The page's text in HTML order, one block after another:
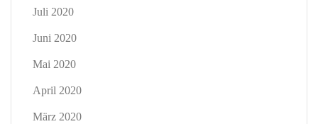
Juli 2020
Juni 2020
Mai 2020
April 2020
März 2020